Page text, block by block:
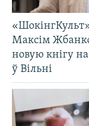
Максім
новую кнігу
ў Вільні